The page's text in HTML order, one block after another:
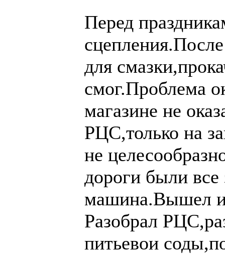
Перед
для
смог.Проблема
магазине не
РЦС,только на
не
дороги были
машина.Вышел
Разобрал
питьевои